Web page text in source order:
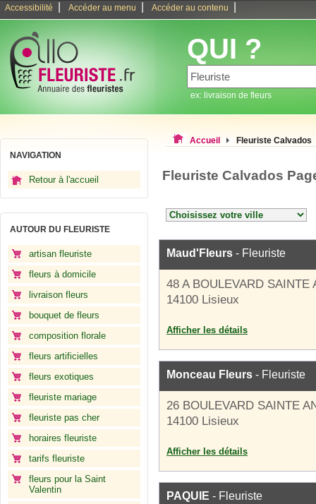
Accessibilité Accéder au menu Accéder au contenu
QUI ?
ex: livraison de fleurs
NAVIGATION
Retour à l'accueil
AUTOUR DU FLEURISTE
artisan fleuriste
fleurs à domicile
livraison fleurs
bouquet de fleurs
composition florale
fleurs artificielles
fleurs exotiques
fleuriste mariage
fleuriste pas cher
horaires fleuriste
tarifs fleuriste
fleurs pour la Saint
Valentin
Accueil Fleuriste Calvados
Fleuriste Calvados
Maud'Fleurs - Fleuriste
48 A BOULEVARD SAINTE
14100 Lisieux
Afficher les détails
Monceau Fleurs - Fleuriste
26 BOULEVARD SAINTE
14100 Lisieux
Afficher les détails
PAQUIE - Fleuriste